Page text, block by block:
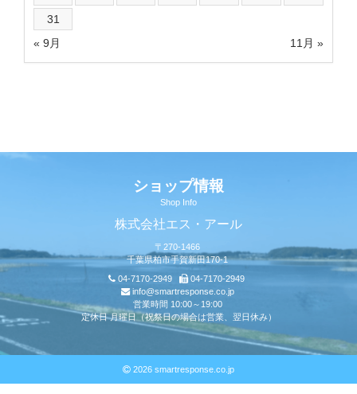
« 9月 11月 »
31
ショップ情報
Shop Info
株式会社エス・アール
〒270-1466
千葉県柏市手賀新田170-1
04-7170-2949
04-7170-2949
info@smartresponse.co.jp
営業時間 10:00～19:00
定休日 月曜日（祝祭日の場合は営業、翌日休み）
2026 smartresponse.co.jp